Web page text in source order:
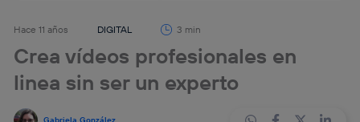
Hace 11 años DIGITAL 3 min
Crea vídeos profesionales en
linea sin ser un experto